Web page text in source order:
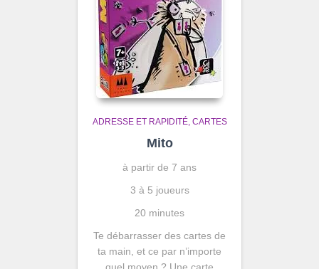
ADRESSE ET RAPIDITÉ CARTES
Mito
à partir de 7 ans
3 à 5 joueurs
20 minutes
Te débarrasser des cartes de
ta main, et ce par n’importe